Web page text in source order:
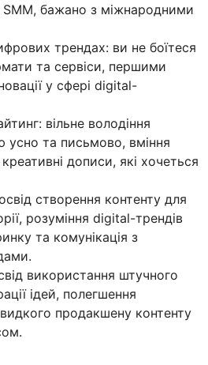
SMM, бажано з міжнародними
трендах: ви не боїтеся
та сервіси, першими
у сфері digital-
вільне володіння
усно та письмово, вміння
дописи, які хочеться
створення контенту для
розуміння digital-трендів
та комунікація з
використання штучного
ідей, полегшення
продакшену контенту